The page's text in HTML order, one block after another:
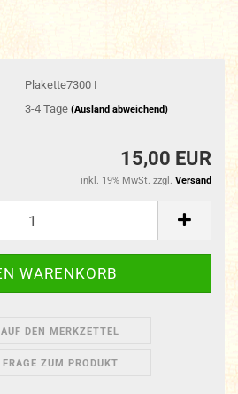
Plakette7300 I
3-4 Tage (Ausland abweichend)
15,00 EUR
inkl. 19% MwSt. zzgl. Versand
AUF DEN MERKZETTEL
FRAGE ZUM PRODUKT